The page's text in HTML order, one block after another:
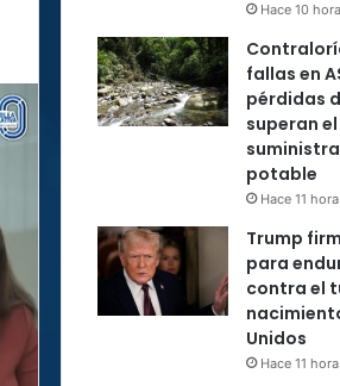
Hace 10
fallas en
pérdidas
superan
potable
Hace 11
Trump
para
contra el
Unidos
Hace 11